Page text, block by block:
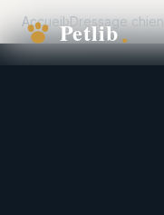
Accueil›Dressage chien